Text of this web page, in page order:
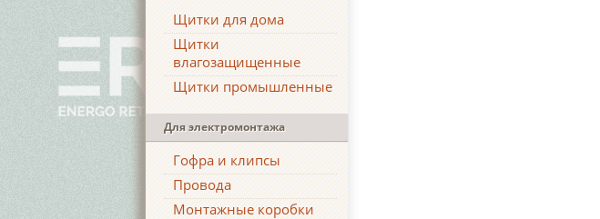
Щитки для дома
Щитки
влагозащищенные
Щитки промышленные
Для электромонтажа
Гофра и клипсы
Провода
Монтажные коробки